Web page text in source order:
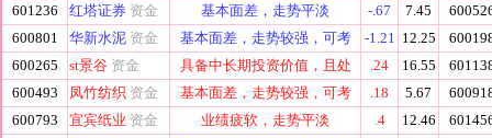
601236
红塔证券 资金 基本面差，走势平淡 -.67 7.45
600801
华新水泥 资金 基本面差，走势较强，可考 -1.21 12.25
600265
st景谷 资金 具备中长期投资价值，且处 .24 16.55
600493
凤竹纺织 资金 基本面差，走势较强，可考 .18 5.67
600793
宜宾纸业 资金 业绩疲软，走势平淡 .4 12.46